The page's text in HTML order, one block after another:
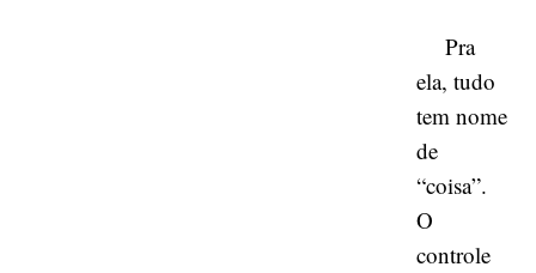
Pra
ela, tudo
tem nome
de
“coisa”.
O
controle